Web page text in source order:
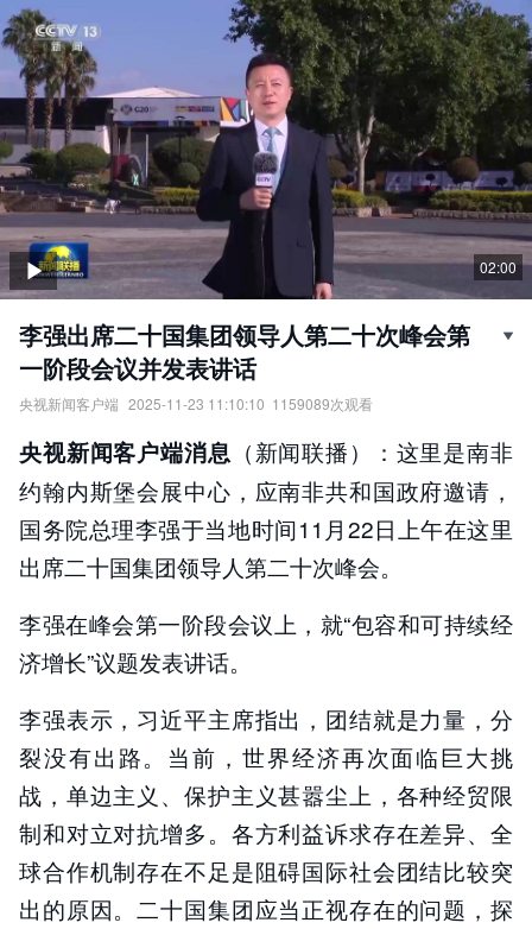
02:00
李强出席二十国集团领导人第二十次峰会第
一阶段会议并发表讲话
央视新闻客户端 2025-11-23 11:10:10 1159089次观看
话。
责任编辑：央视新闻客户端
央视新闻客户端消息 （新闻联播）：这里是南非
约翰内斯堡会展中心，应南非共和国政府邀请，
国务院总理李强于当地时间11月22日上午在这里
出席二十国集团领导人第二十次峰会。
李强在峰会第一阶段会议上，就“包容和可持续经
济增长”议题发表讲话。
李强表示，习近平主席指出，团结就是力量，分
裂没有出路。当前，世界经济再次面临巨大挑
战，单边主义、保护主义甚嚣尘上，各种经贸限
制和对立对抗增多。各方利益诉求存在差异、全
球合作机制存在不足是阻碍国际社会团结比较突
出的原因。二十国集团应当正视存在的问题，探